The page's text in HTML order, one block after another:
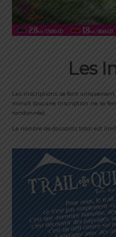
Les
Les inscriptions se font
minuit (aucune inscription ne se
randonnée).
Le nombre de dossards total est